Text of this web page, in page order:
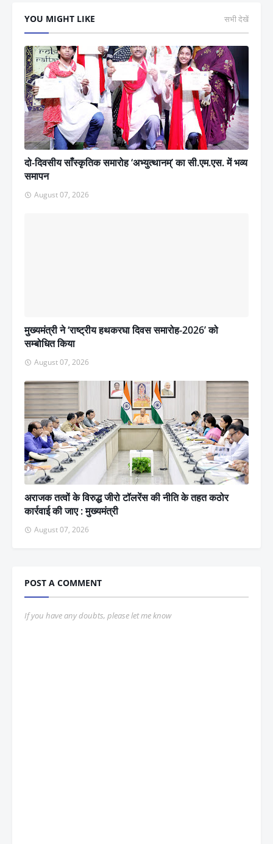
YOU MIGHT LIKE सभी देखें
दो-दिवसीय साँस्कृतिक समारोह ‘अभ्युत्थानम्’ का सी.एम.एस. में भव्य
समापन
August 07, 2026
मुख्यमंत्री ने ‘राष्ट्रीय हथकरघा दिवस समारोह-2026’ को
सम्बोधित किया
August 07, 2026
अराजक तत्वों के विरुद्ध जीरो टॉलरेंस की नीति के तहत कठोर
कार्रवाई की जाए : मुख्यमंत्री
August 07, 2026
POST A COMMENT
If you have any doubts, please let me know